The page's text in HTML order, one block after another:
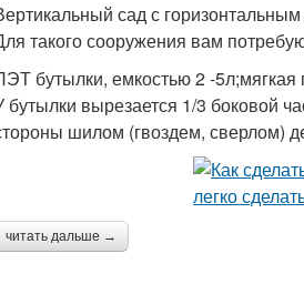
сад с
такого сооружения вам
бутылки, емкостью 2 -5л;мягкая
бутылки вырезается 1/3 боковой
шилом (гвоздем, сверлом)
читать дальше →